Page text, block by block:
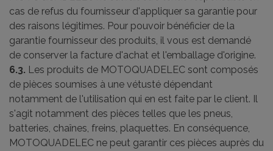
cas de refus du fournisseur d'appliquer sa garantie pour
des raisons légitimes. Pour pouvoir bénéficier de la
garantie fournisseur des produits, il vous est demandé
de conserver la facture d'achat et l'emballage d'origine.
6.3. Les produits de MOTOQUADELEC sont composés
de pièces soumises à une vétusté dépendant
notamment de l'utilisation qui en est faite par le client. Il
s'agit notamment des pièces telles que les pneus,
batteries, chaînes, freins, plaquettes. En conséquence,
MOTOQUADELEC ne peut garantir ces pièces auprès du